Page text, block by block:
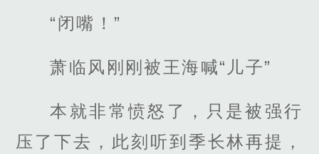
“闭嘴！”
萧临风刚刚被王海喊“儿子”
本就非常愤怒了，只是被强行
压了下去，此刻听到季长林再提，